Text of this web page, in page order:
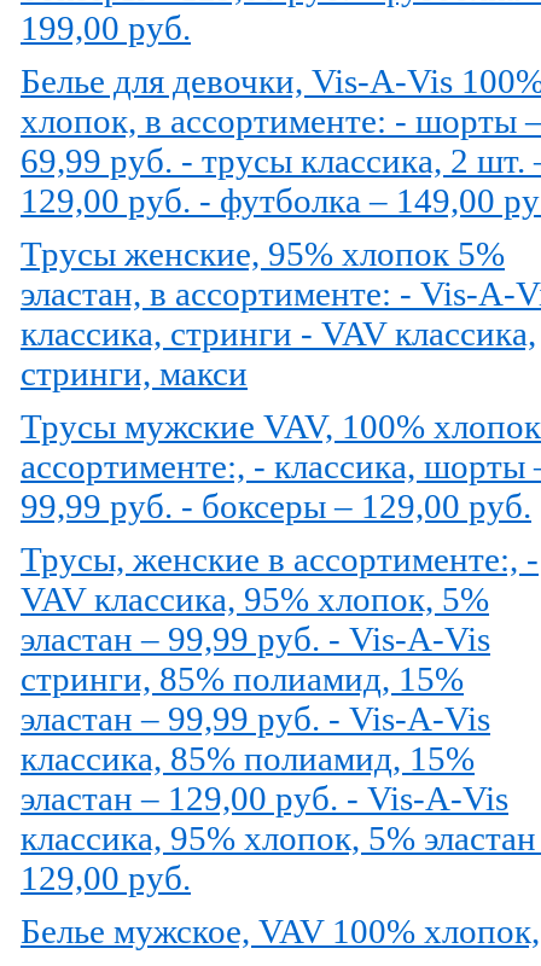
199,00 руб.
Белье для девочки, Vis-A-Vis
хлопок, в ассортименте: - шорты
69,99 руб. - трусы классика, 2 шт.
129,00 руб. - футболка – 149,00
Трусы женские, 95% хлопок 5%
эластан, в ассортименте: - Vis-A-
классика, стринги - VAV классика,
стринги, макси
Трусы мужские VAV, 100%
ассортименте:, - классика, шорты
99,99 руб. - боксеры – 129,00 руб.
Трусы, женские в ассортименте:, -
VAV классика, 95% хлопок, 5%
эластан – 99,99 руб. - Vis-A-Vis
стринги, 85% полиамид, 15%
эластан – 99,99 руб. - Vis-A-Vis
классика, 85% полиамид, 15%
эластан – 129,00 руб. - Vis-A-Vis
класcика, 95% хлопок, 5%
129,00 руб.
Белье мужское, VAV 100%